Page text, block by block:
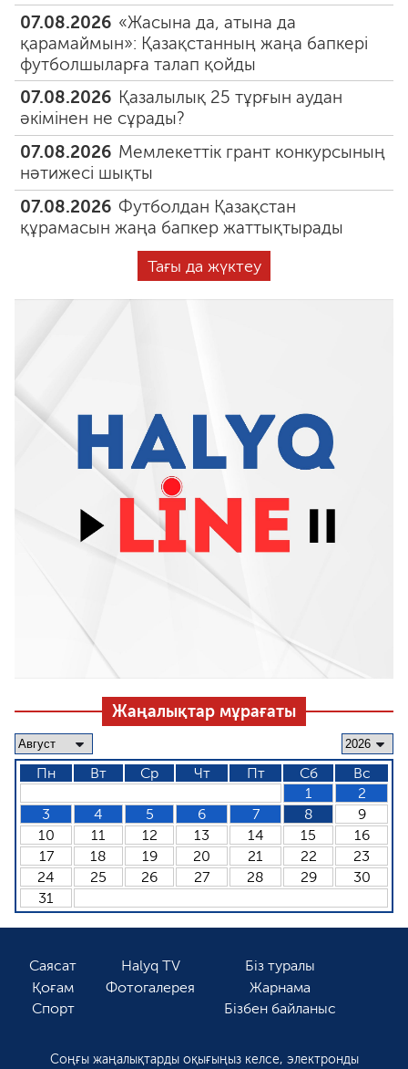
07.08.2026 «Жасына да, атына да
қарамаймын»: Қазақстанның жаңа бапкері
футболшыларға талап қойды
07.08.2026 Қазалылық 25 тұрғын аудан
әкімінен не сұрады?
07.08.2026 Мемлекеттік грант конкурсының
нәтижесі шықты
07.08.2026 Футболдан Қазақстан
құрамасын жаңа бапкер жаттықтырады
Тағы да жүктеу
Жаңалықтар мұрағаты
Пн Вт Ср Чт Пт Сб
Вс
1
2
3
4 5 6 7 8
9
10
11 12 13 14 15
16
17
18 19 20 21 22
23
24
25 26 27 28 29
30
31
Саясат
Қоғам
Спорт
Halyq TV
Фотогалерея
Біз туралы
Жарнама
Бізбен байланыс
Соңғы жаңалықтарды оқығыңыз келсе, электронды